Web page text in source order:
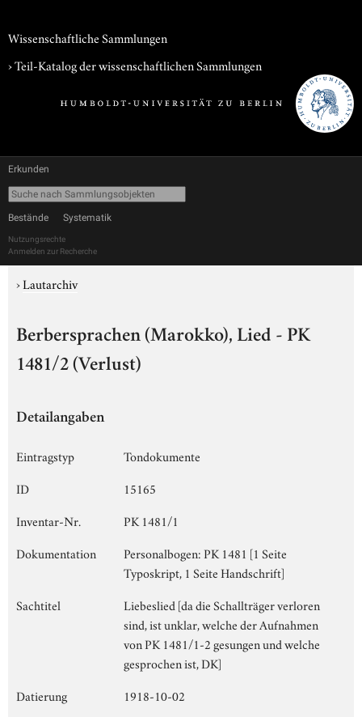
Wissenschaftliche Sammlungen
› Teil-Katalog der wissenschaftlichen Sammlungen
Erkunden
Bestände Systematik
Nutzungsrechte
Anmelden zur Recherche
›Lautarchiv
Berbersprachen (Marokko), Lied - PK
1481/2 (Verlust)
Detailangaben
Eintragstyp
Tondokumente
ID
15165
Inventar-Nr.
PK 1481/1
Dokumentation
Personalbogen: PK 1481 [1 Seite
Typoskript, 1 Seite Handschrift]
Sachtitel
Liebeslied [da die Schallträger verloren
sind, ist unklar, welche der Aufnahmen
von PK 1481/1-2 gesungen und welche
gesprochen ist, DK]
Datierung
1918-10-02